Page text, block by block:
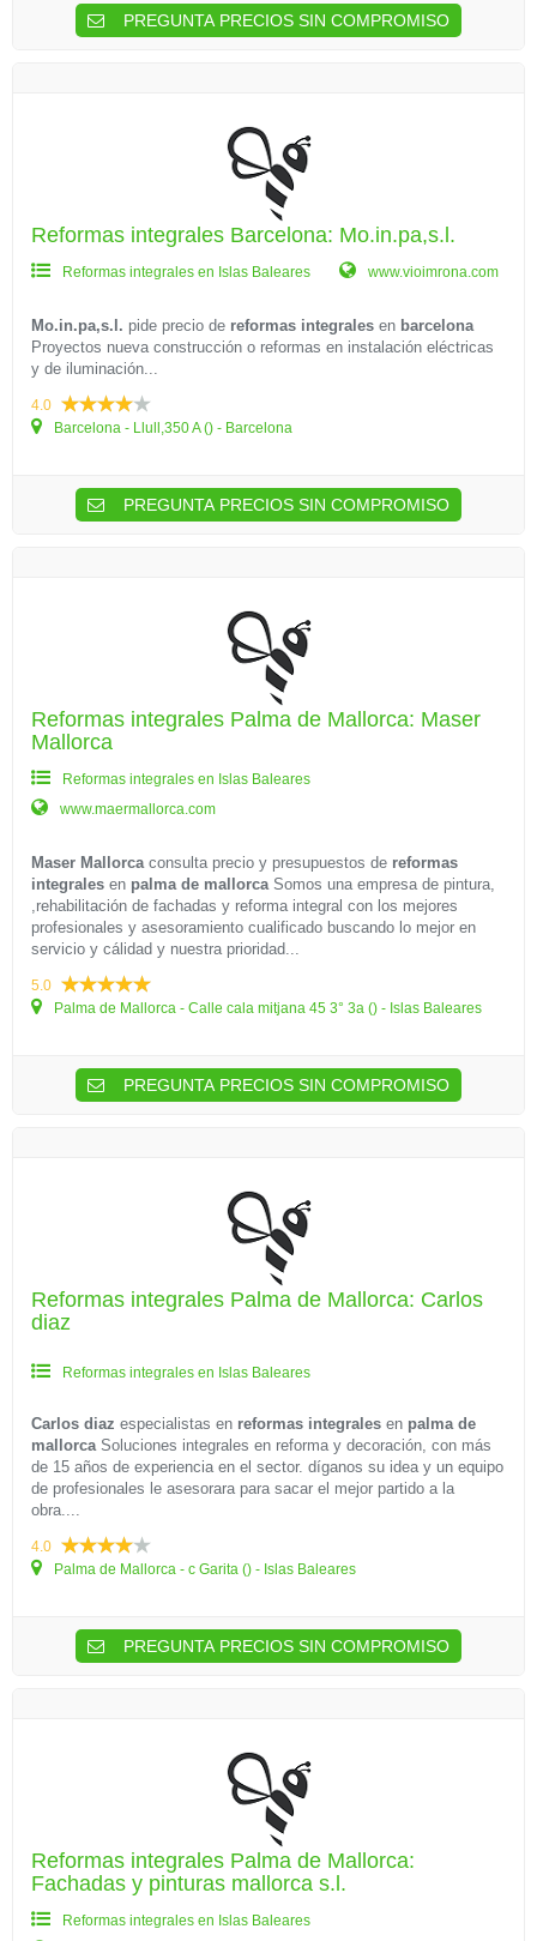
PREGUNTA PRECIOS SIN COMPROMISO
Reformas integrales Barcelona: Mo.in.pa,s.l.
Reformas integrales en Islas Baleares www.vioimrona.com
Mo.in.pa,s.l. pide precio de reformas integrales en barcelona
Proyectos nueva construcción o reformas en instalación eléctricas
y de iluminación...
4.0
Barcelona - Llull,350 A () - Barcelona
PREGUNTA PRECIOS SIN COMPROMISO
Reformas integrales Palma de Mallorca: Maser
Mallorca
Reformas integrales en Islas Baleares
www.maermallorca.com
Maser Mallorcaconsulta precio y presupuestos de reformas
integrales en palma de mallorcaSomos una empresa de pintura,
,rehabilitación de fachadas y reforma integral con los mejores
profesionales y asesoramiento cualificado buscando lo mejor en
servicio y cálidad y nuestra prioridad...
5.0
Palma de Mallorca - Calle cala mitjana 45 3° 3a () - Islas Baleares
PREGUNTA PRECIOS SIN COMPROMISO
Reformas integrales Palma de Mallorca: Carlos
diaz
Reformas integrales en Islas Baleares
Carlos diaz especialistas en reformas integrales en palma de
mallorcaSoluciones integrales en reforma y decoración, con más
de 15 años de experiencia en el sector. díganos su idea y un equipo
de profesionales le asesorara para sacar el mejor partido a la
obra....
4.0
Palma de Mallorca - c Garita () - Islas Baleares
PREGUNTA PRECIOS SIN COMPROMISO
Reformas integrales Palma de Mallorca:
Fachadas y pinturas mallorca s.l.
Reformas integrales en Islas Baleares